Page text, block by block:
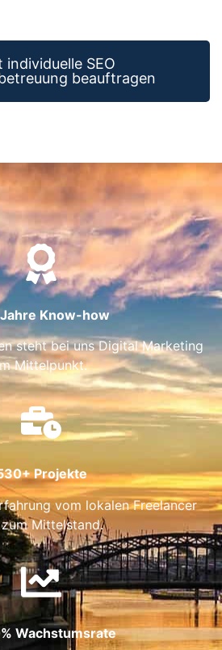
individuelle SEO
beauftragen
Know-how
steht bei uns Digital Marketing
Mittelpunkt.
Projekte
vom lokalen Freelancer
Mittelstand.
Wachstumsrate